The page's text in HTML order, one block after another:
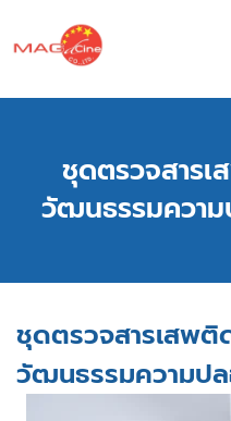
ชุดตรวจสาร
วัฒนธรรมควา
ชุดตรวจสารเสพติ
วัฒนธรรมความป